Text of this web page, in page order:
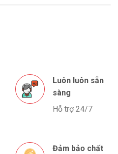
Luôn luôn sẵn
sàng
Hỗ trợ 24/7
Đảm bảo chất